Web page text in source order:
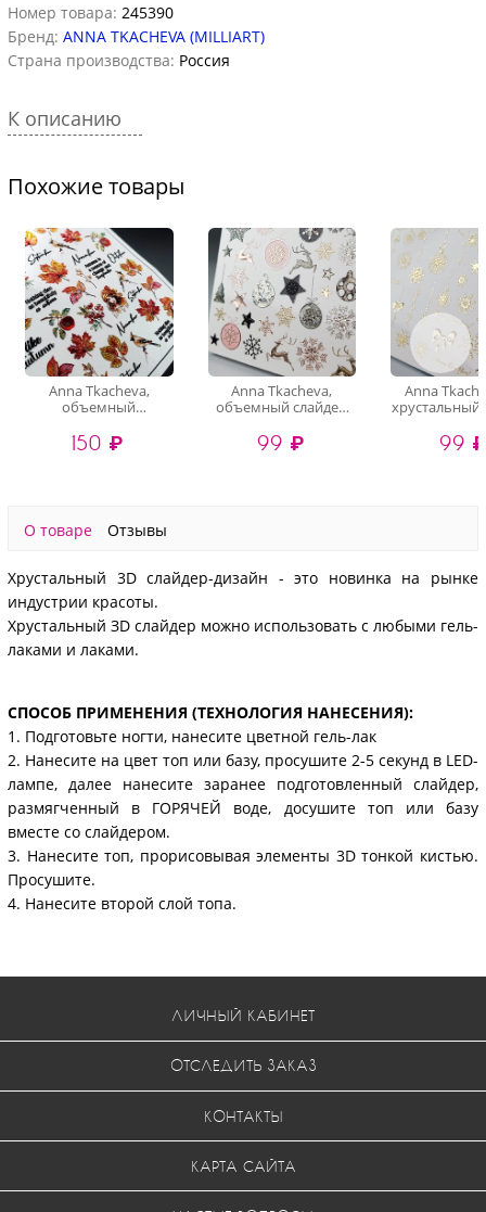
Номер товара: 245390
Бренд: ANNA TKACHEVA (MILLIART)
Страна производства: Россия
К описанию
Похожие товары
Anna Tkacheva,
объемный
слайдер-дизайн 4D-
016 (crystal)
150 ₽
Anna Tkacheva,
объемный слайдер
99 ₽
Anna
хрустальный
99 ₽
О товаре Отзывы
Хрустальный 3D слайдер-дизайн - это новинка на рынке
индустрии красоты.
Хрустальный ЗD слайдер можно использовать с любыми гель-
лаками и лаками.
СПОСОБ ПРИМЕНЕНИЯ (ТЕХНОЛОГИЯ НАНЕСЕНИЯ):
1. Подготовьте ногти, нанесите цветной гель-лак
2. Нанесите на цвет топ или базу, просушите 2-5 секунд в LED-
лампе, далее нанесите заранее подготовленный слайдер,
размягченный в ГОРЯЧЕЙ воде, досушите топ или базу
вместе со слайдером.
3. Нанесите топ, прорисовывая элементы 3D тонкой кистью.
Просушите.
4. Нанесите второй слой топа.
ЛИЧНЫЙ КАБИНЕТ
ОТСЛЕДИТЬ ЗАКАЗ
КОНТАКТЫ
КАРТА САЙТА